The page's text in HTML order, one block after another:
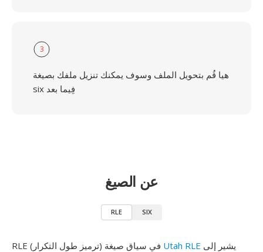
3
هيا قُم بتحويل الملف وسوف يمكنك تنزيل ملفك بصيغة
six فِيما بعد
عن الصيغ
RLE SIX
Utah RLE